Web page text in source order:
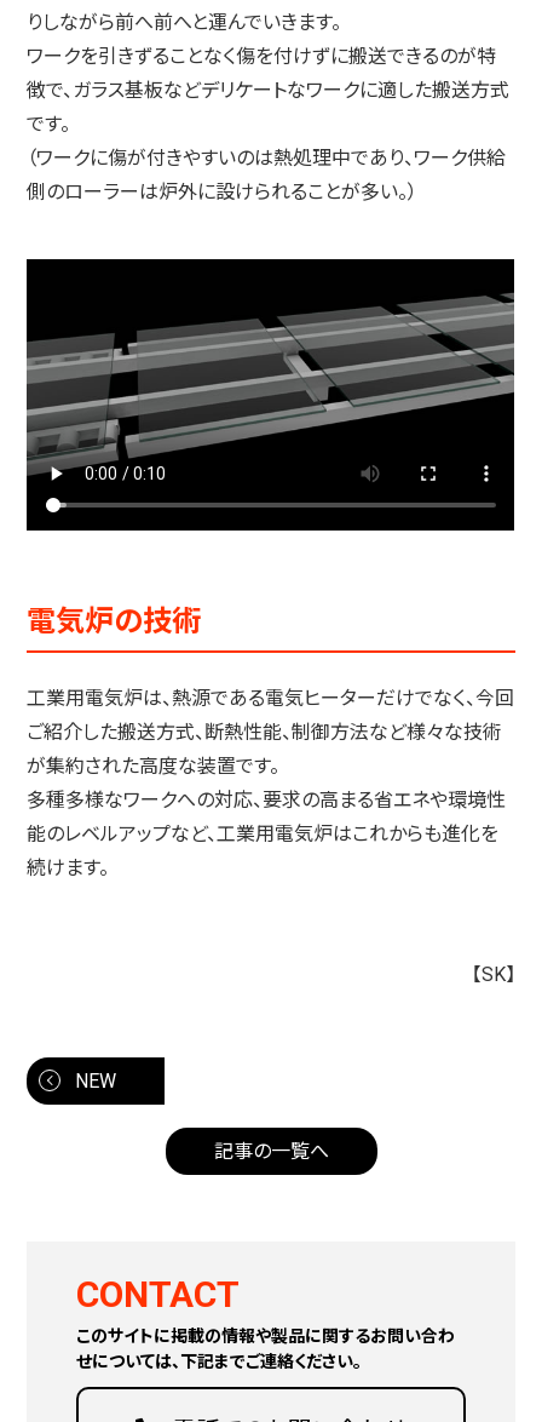
りしながら前へ前へと運んでいきます。
ワークを引きずることなく傷を付けずに搬送できるのが特
徴で、ガラス基板などデリケートなワークに適した搬送方式
です。
（ワークに傷が付きやすいのは熱処理中であり、ワーク供給
側のローラーは炉外に設けられることが多い。）
電気炉の技術
工業用電気炉は、熱源である電気ヒーターだけでなく、今回
ご紹介した搬送方式、断熱性能、制御方法など様々な技術
が集約された高度な装置です。
多種多様なワークへの対応、要求の高まる省エネや環境性
能のレベルアップなど、工業用電気炉はこれからも進化を
続けます。
【SK】
NEW
記事の一覧へ
CONTACT
このサイトに掲載の情報や製品に関するお問い合わ
せについては、下記までご連絡ください。